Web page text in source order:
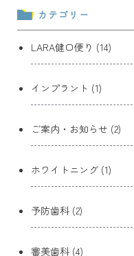
カテゴリー
LARA健口便り (14)
インプラント (1)
ご案内・お知らせ (2)
ホワイトニング (1)
予防歯科 (2)
審美歯科 (4)